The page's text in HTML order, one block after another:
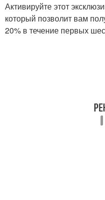
Активируйте этот
который позволит вам
20% в течение первых